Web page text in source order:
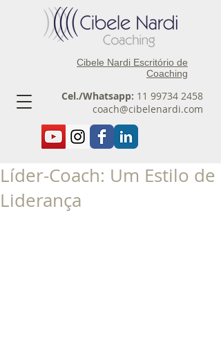
Cel./Whatsapp: 11 99734 2458
coach@cibelenardi.com
Cibele Nardi Escritório de
Coaching
Líder-Coach: Um Estilo de
Liderança